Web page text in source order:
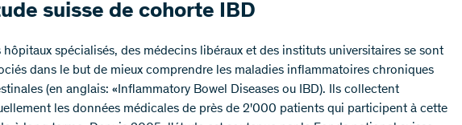
suisse de cohorte IBD
hôpitaux spécialisés, des médecins libéraux et des instituts universitaires se sont
dans le but de mieux comprendre les maladies inflammatoires chroniques
(en anglais: «Inflammatory Bowel Diseases ou IBD). Ils collectent
les données médicales de près de 2'000 patients qui participent à cette